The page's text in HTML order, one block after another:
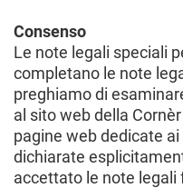
Consenso
Le note legali speciali
completano le note
preghiamo di
al sito web della
pagine web dedicate
dichiarate
accettato le note